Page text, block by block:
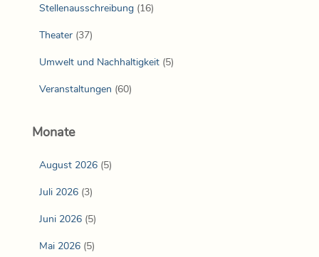
Stellenausschreibung (16)
Theater (37)
Umwelt und Nachhaltigkeit (5)
Veranstaltungen (60)
Monate
August 2026 (5)
Juli 2026 (3)
Juni 2026 (5)
Mai 2026 (5)